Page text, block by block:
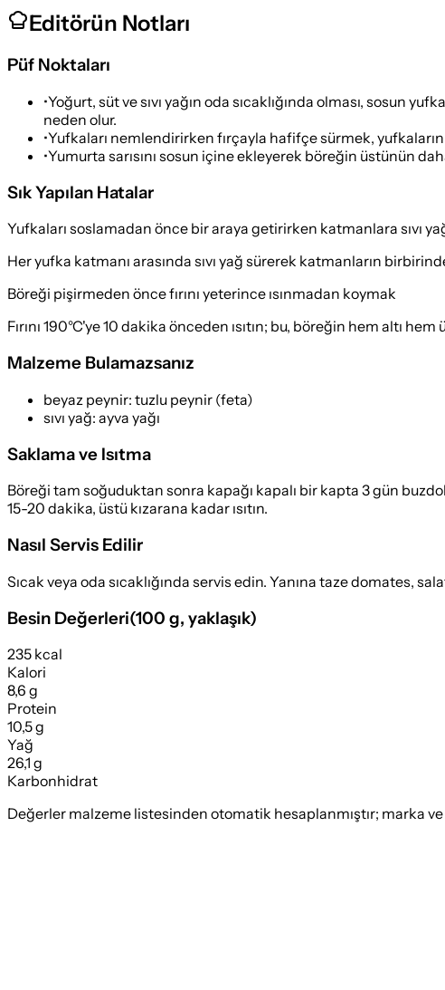
Editörün Notları
Püf Noktaları
•Yoğurt, süt ve sıvı yağın oda sıcaklığında olması, sosun
neden olur.
•Yufkaları nemlendirirken fırçayla hafifçe sürmek, yufkaların
•Yumurta sarısını sosun içine ekleyerek böreğin üstünün
Sık Yapılan Hatalar
Yufkaları soslamadan önce bir araya getirirken katmanlara sıvı
Her yufka katmanı arasında sıvı yağ sürerek katmanların
Böreği pişirmeden önce fırını yeterince ısınmadan koymak
Fırını 190°C'ye 10 dakika önceden ısıtın; bu, böreğin hem altı
Malzeme Bulamazsanız
beyaz peynir: tuzlu peynir (feta)
sıvı yağ: ayva yağı
Saklama ve Isıtma
Böreği tam soğuduktan sonra kapağı kapalı bir kapta 3 gün
15-20 dakika, üstü kızarana kadar ısıtın.
Nasıl Servis Edilir
Sıcak veya oda sıcaklığında servis edin. Yanına taze domates,
Besin Değerleri(100 g, yaklaşık)
235 kcal
Kalori
8,6 g
Protein
10,5 g
Yağ
26,1 g
Karbonhidrat
Değerler malzeme listesinden otomatik hesaplanmıştır; marka